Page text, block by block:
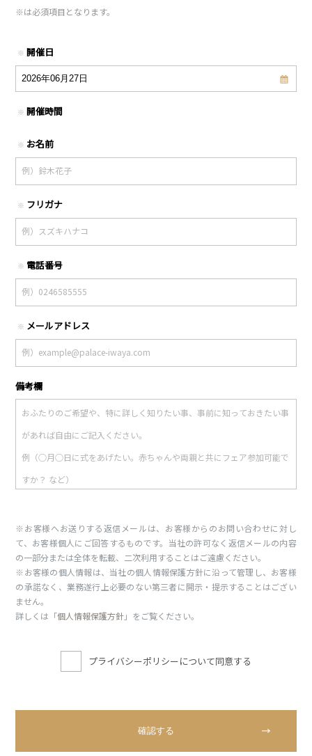
※は必須項目となります。
※ 開催日
※ 開催時間
※ お名前
※ フリガナ
※ 電話番号
※ メールアドレス
備考欄
※お客様へお送りする返信メールは、お客様からのお問い合わせに対し
て、お客様個人にご回答するものです。当社の許可なく返信メールの内容
の一部分または全体を転載、二次利用することはご遠慮ください。
※お客様の個人情報は、当社の個人情報保護方針に沿って管理し、お客様
の承諾なく、業務遂行上必要のない第三者に開示・提示することはござい
ません。
詳しくは「個人情報保護方針」をご覧ください。
プライバシーポリシーについて同意する